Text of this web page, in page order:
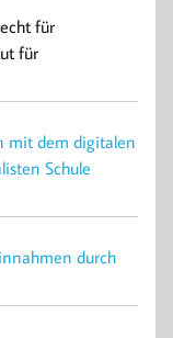
für
für
mit dem digitalen
Schule
durch